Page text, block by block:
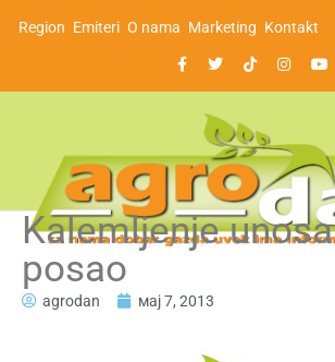
Region Emiteri O nama Marketing Kontakt
Kalemljenje
posao
agrodan мај 7, 2013